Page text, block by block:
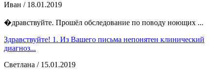
Иван / 18.01.2019
�дравствуйте. Прошёл обследование по поводу ноющих ...
Здравствуйте! 1. Из Вашего письма непонятен клинический
диагноз...
Светлана / 15.01.2019